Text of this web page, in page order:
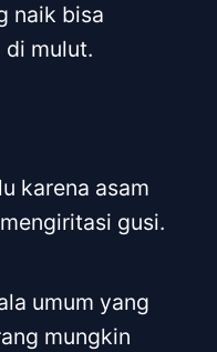
naik bisa
di mulut.
karena asam
gusi.
umum yang
mungkin